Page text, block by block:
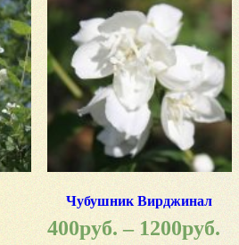
Чубушник Вирджинал
400руб. – 1200руб.